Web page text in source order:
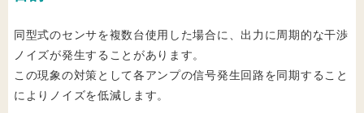
同型式のセンサを複数台使用した場合に、出力に周期的な干渉
ノイズが発生することがあります。
この現象の対策として各アンプの信号発生回路を同期すること
によりノイズを低減します。